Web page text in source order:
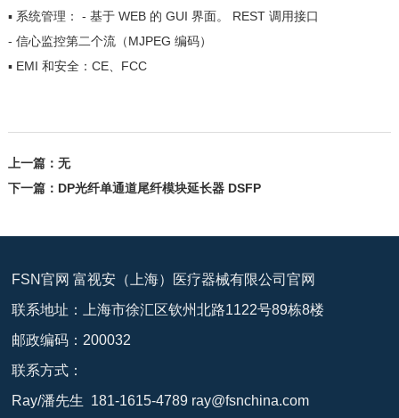
▪ 系统管理： - 基于 WEB 的 GUI 界面。 REST 调用接口
- 信心监控第二个流（MJPEG 编码）
▪ EMI 和安全：CE、FCC
上一篇：无
下一篇： DP光纤单通道尾纤模块延长器 DSFP
FSN官网 富视安（上海）医疗器械有限公司官网
联系地址：上海市徐汇区钦州北路1122号89栋8楼
邮政编码：200032
联系方式：
Ray/潘先生 181-1615-4789 ray@fsnchina.com